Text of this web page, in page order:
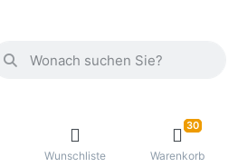
Wunschliste
30
Warenkorb